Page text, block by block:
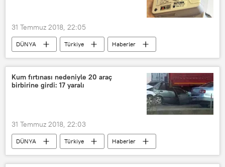
31 Temmuz 2018, 22:05
DÜNYA Türkiye
Haberler
EKONOMİ
TÜRKİYE
Boru Hatları ile Petrol Taşıma A.Ş. (BOTAŞ)
Doğalgaz
Zam
Kum fırtınası nedeniyle 20 araç
birbirine girdi: 17 yaralı
31 Temmuz 2018, 22:03
DÜNYA Türkiye
Haberler
TÜRKİYE
Konya